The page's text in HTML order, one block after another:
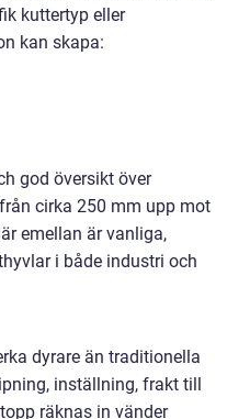
kuttertyp eller
kan skapa:
god översikt över
cirka 250 mm upp mot
emellan är vanliga,
i både industri och
dyrare än traditionella
inställning, frakt till
räknas in vänder